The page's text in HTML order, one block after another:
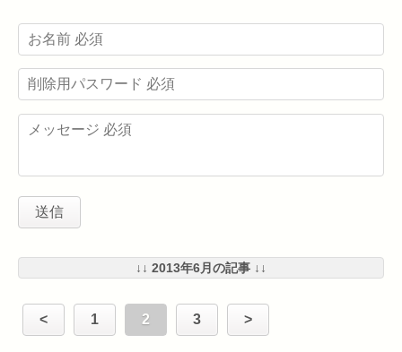
↓↓ 2013年6月の記事 ↓↓
< 1 2 3 >